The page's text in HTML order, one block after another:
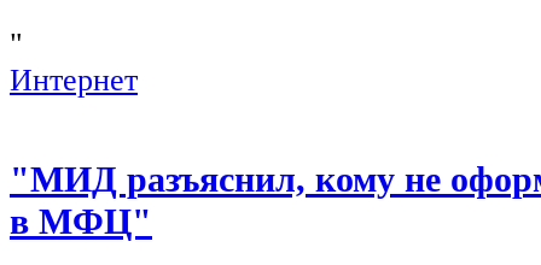
"
Интернет
"МИД разъяснил, кому не
в МФЦ"